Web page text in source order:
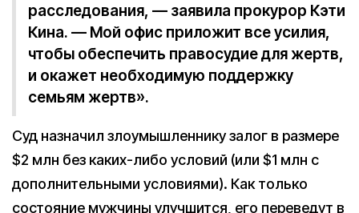
расследования, — заявила прокурор Кэти
Кина. — Мой офис приложит все усилия,
чтобы обеспечить правосудие для жертв,
и окажет необходимую поддержку
семьям жертв».
Суд назначил злоумышленнику залог в размере
$2 млн без каких-либо условий (или $1 млн с
дополнительными условиями). Как только
состояние мужчины улучшится, его переведут в